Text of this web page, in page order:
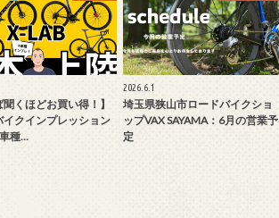
聞くほどお買い得！】
イクインプレッション
種…
2026.6.1
埼玉県狭山市ロードバイクショ
ップVAX SAYAMA：6月の営業予
定